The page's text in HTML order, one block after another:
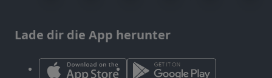
Lade dir die App herunter